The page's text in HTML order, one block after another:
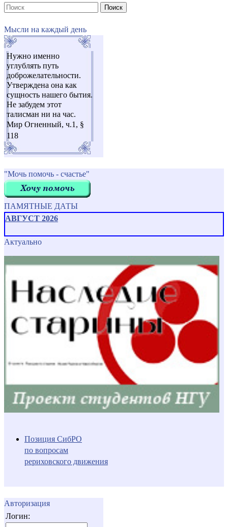
Поиск
Мысли на каждый день
Нужно именно
углублять путь
доброжелательности.
Утверждена она как
сущность нашего бытия.
Не забудем этот
талисман ни на час.
Мир Огненный, ч.1, §
118
"Мочь помочь - счастье"
ПАМЯТНЫЕ ДАТЫ
АВГУСТ 2026
Актуально
Позиция СибРО
по вопросам
рериховского движения
Авторизация
Логин: